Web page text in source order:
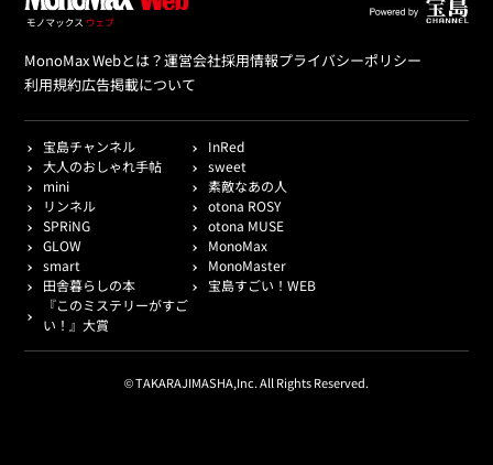
MonoMax Webとは？運営会社採用情報プライバシーポリシー
利用規約広告掲載について
宝島チャンネル
InRed
大人のおしゃれ手帖
sweet
mini
素敵なあの人
リンネル
otona ROSY
SPRiNG
otona MUSE
GLOW
MonoMax
smart
MonoMaster
田舎暮らしの本
宝島すごい！WEB
『このミステリーがすご
い！』大賞
© TAKARAJIMASHA,Inc. All Rights Reserved.